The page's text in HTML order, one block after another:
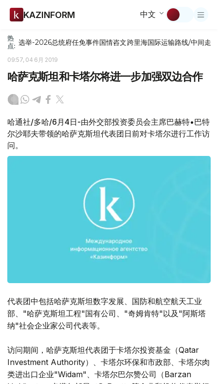
KAZINFORM 中文
热
点: 选举-2026总统府任免事件国情咨文跨里海国际运输路线/中间走廊
09:57, 04 6月 2019
哈萨克斯坦和卡塔尔将进一步加强双边合作
哈通社/多哈/6月4日-由外交部投资委员会主席巴赫特•巴特
尔沙耶夫带领的哈萨克斯坦代表团日前对卡塔尔进行工作访
问。
代表团中包括哈萨克斯坦数字发展、国防和航空航天工业
部、"哈萨克斯坦工程"国有公司、"奇姆肯特"以及"阿斯塔
纳"社会企业家公司代表等。
访问期间，哈萨克斯坦代表团于卡塔尔投资基金（Qatar
Investment Authority）、卡塔尔环保和市政部、卡塔尔肉
类进出口企业"Widam"、卡塔尔巴尔赞公司（Barzan